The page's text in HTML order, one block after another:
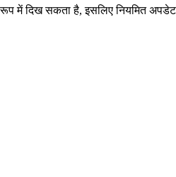
रूप में दिख सकता है, इसलिए नियमित